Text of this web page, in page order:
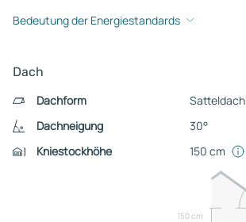
Bedeutung der Energiestandards
Dach
Dachform
Satteldach
Dachneigung
30°
Kniestockhöhe
150 cm
150 cm